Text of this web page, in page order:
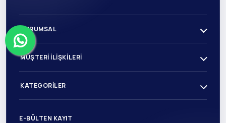
KURUMSAL
MÜŞTERI İLIŞKILERI
KATEGORILER
E-BÜLTEN KAYIT